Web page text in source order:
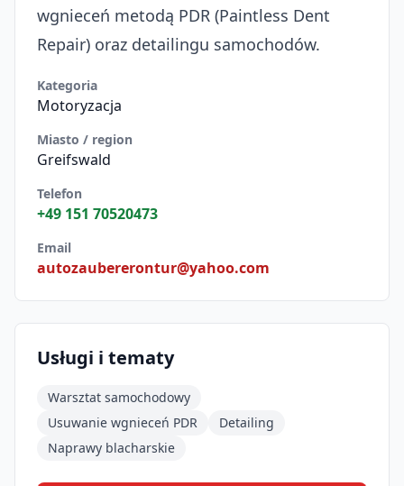
wgnieceń metodą PDR (Paintless Dent
Repair) oraz detailingu samochodów.
Kategoria
Motoryzacja
Miasto / region
Greifswald
Telefon
+49 151 70520473
Email
autozaubererontur@yahoo.com
Usługi i tematy
Warsztat samochodowy
Usuwanie wgnieceń PDR
Detailing
Naprawy blacharskie